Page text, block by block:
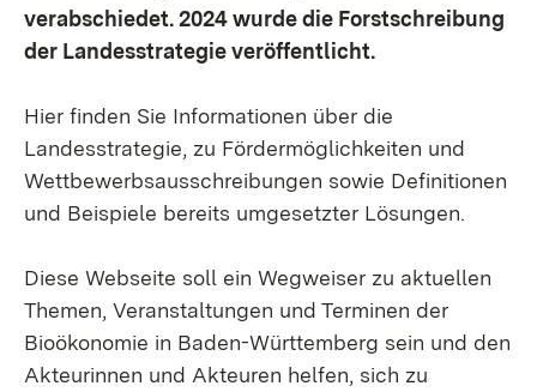
verabschiedet. 2024 wurde die Forstschreibung
der Landesstrategie veröffentlicht.
Hier finden Sie Informationen über die
Landesstrategie, zu Fördermöglichkeiten und
Wettbewerbsausschreibungen sowie Definitionen
und Beispiele bereits umgesetzter Lösungen.
Diese Webseite soll ein Wegweiser zu aktuellen
Themen, Veranstaltungen und Terminen der
Bioökonomie in Baden-Württemberg sein und den
Akteurinnen und Akteuren helfen, sich zu